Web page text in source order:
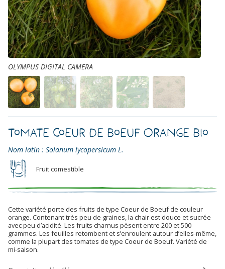
OLYMPUS DIGITAL CAMERA
Tomate Coeur de Boeuf Orange Bio
Nom latin : Solanum lycopersicum L.
Fruit comestible
Cette variété porte des fruits de type Coeur de Boeuf de couleur
orange. Contenant très peu de graines, la chair est douce et sucrée
avec peu d’acidité. Les fruits charnus pèsent entre 200 et 500
grammes. Les feuilles retombent et s’enroulent autour d’elles-même,
comme la plupart des tomates de type Coeur de Boeuf. Variété de
mi-saison.